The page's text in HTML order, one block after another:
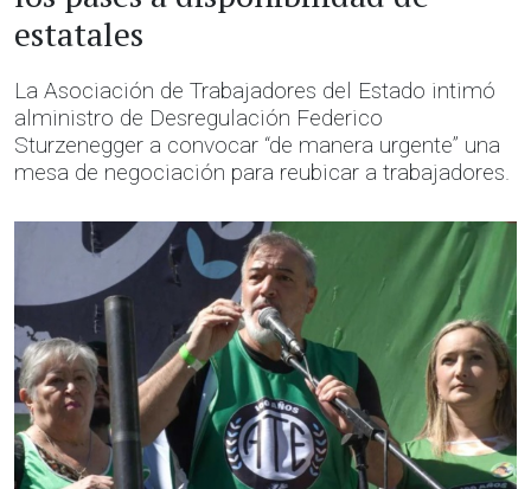
estatales
La Asociación de Trabajadores del Estado intimó
alministro de Desregulación Federico
Sturzenegger a convocar “de manera urgente” una
mesa de negociación para reubicar a trabajadores.